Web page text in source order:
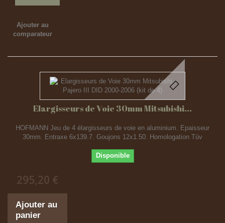
Ajouter au
comparateur
Elargisseurs de Voie 30mm Mitsubishi...
HOFMANN Jeu de 4 élargisseurs de voie en aluminium. Epaisseur
30mm. Entraxe 6x139.7. Goujons 12x1.50. Homologation Tüv
Disponible
295,20 €
Ajouter au
panier